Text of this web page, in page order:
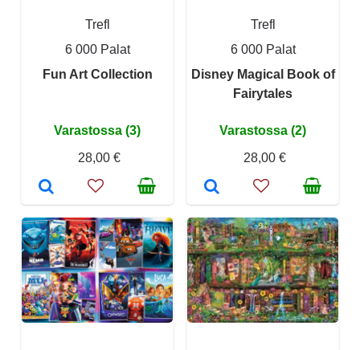
Trefl
6 000 Palat
Fun Art Collection
Varastossa (3)
28,00 €
Trefl
6 000 Palat
Disney Magical Book of
Fairytales
Varastossa (2)
28,00 €